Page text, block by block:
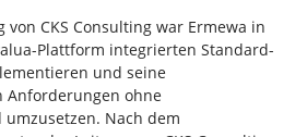
CKS Consulting war Ermewa in
Plattform integrierten Standard-
und seine
Anforderungen ohne
Nach dem